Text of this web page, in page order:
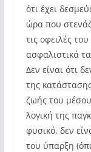
ότι έχει
ώρα που
τις οφειλές
ασφαλιστικά
Δεν είναι ότι
της
ζωής του
λογική της
φυσικό, δεν
του ύπαρξη